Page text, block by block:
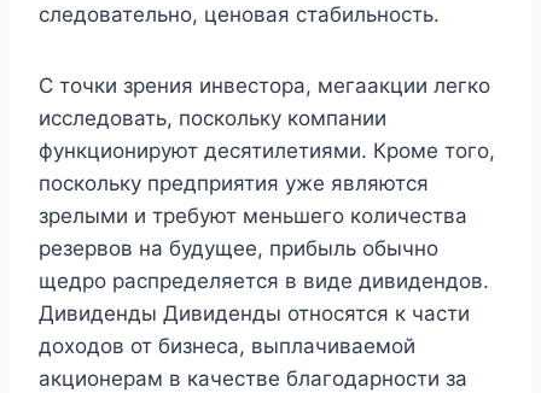
следовательно, ценовая стабильность.
С точки зрения инвестора, мегаакции легко
исследовать, поскольку компании
функционируют десятилетиями. Кроме того,
поскольку предприятия уже являются
зрелыми и требуют меньшего количества
резервов на будущее, прибыль обычно
щедро распределяется в виде дивидендов.
Дивиденды Дивиденды относятся к части
доходов от бизнеса, выплачиваемой
акционерам в качестве благодарности за